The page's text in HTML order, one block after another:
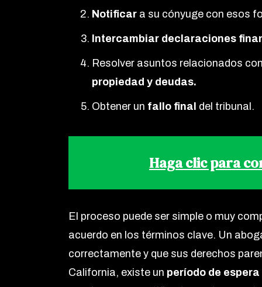
Notificar a su cónyuge con esos
Intercambiar declaraciones
Resolver asuntos relacionados
propiedad y deudas.
Obtener un fallo final del tribunal.
Haga clic para
El proceso puede ser simple o muy
acuerdo en los términos clave. Un
correctamente y que sus derechos
California, existe un período de